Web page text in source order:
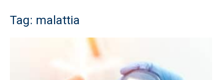
Tag: malattia